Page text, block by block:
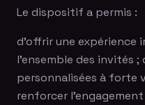
Le dispositif a permis :
d'offrir une expérience
l'ensemble des invités ;
personnalisées à forte
renforcer